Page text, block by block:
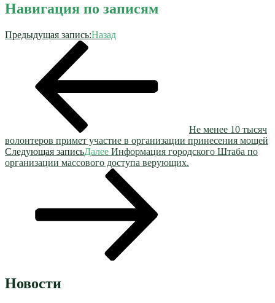
Навигация по записям
Предыдущая запись:Назад
Не менее 10 тысяч
волонтеров примет участие в организации принесения мощей
Следующая записьДалее Информация городского Штаба по
организации массового доступа верующих.
Новости